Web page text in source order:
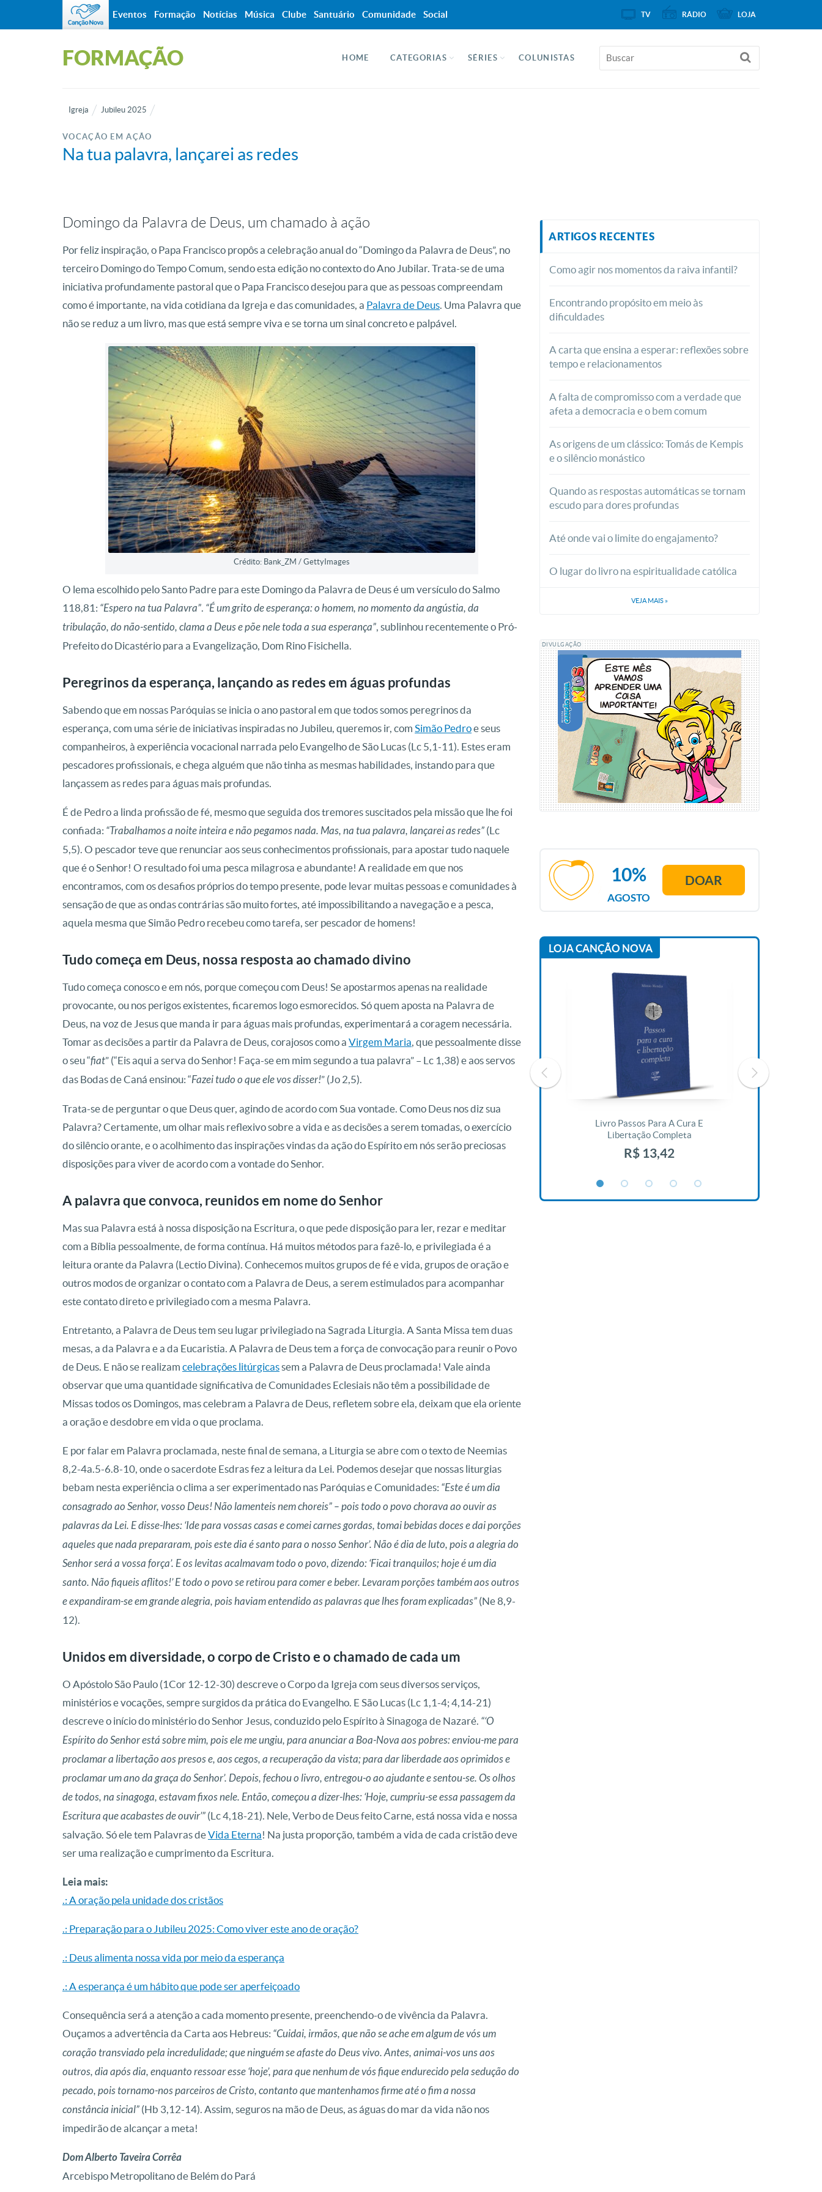
FORMAÇÃO HOME CATEGORIAS SÉRIES COLUNISTAS
Igreja Jubileu 2025
VOCAÇÃO EM AÇÃO
Na tua palavra, lançarei as redes
Domingo da Palavra de Deus, um chamado à ação
Por feliz inspiração, o Papa Francisco propôs a celebração anual do “Domingo da Palavra de Deus”, no
terceiro Domingo do Tempo Comum, sendo esta edição no contexto do Ano Jubilar. Trata-se de uma
iniciativa profundamente pastoral que o Papa Francisco desejou para que as pessoas compreendam
como é importante, na vida cotidiana da Igreja e das comunidades, a Palavra de Deus. Uma Palavra que
não se reduz a um livro, mas que está sempre viva e se torna um sinal concreto e palpável.
Crédito: Bank_ZM / GettyImages
O lema escolhido pelo Santo Padre para este Domingo da Palavra de Deus é um versículo do Salmo
118,81: “Espero na tua Palavra”. “É um grito de esperança: o homem, no momento da angústia, da
tribulação, do não-sentido, clama a Deus e põe nele toda a sua esperança”, sublinhou recentemente o Pró-
Prefeito do Dicastério para a Evangelização, Dom Rino Fisichella.
Peregrinos da esperança, lançando as redes em águas profundas
Sabendo que em nossas Paróquias se inicia o ano pastoral em que todos somos peregrinos da
esperança, com uma série de iniciativas inspiradas no Jubileu, queremos ir, com Simão Pedroe seus
companheiros, à experiência vocacional narrada pelo Evangelho de São Lucas (Lc 5,1-11). Estes eram
pescadores profissionais, e chega alguém que não tinha as mesmas habilidades, instando para que
lançassem as redes para águas mais profundas.
É de Pedro a linda profissão de fé, mesmo que seguida dos tremores suscitados pela missão que lhe foi
confiada: “Trabalhamos a noite inteira e não pegamos nada. Mas, na tua palavra, lançarei as redes” (Lc
5,5). O pescador teve que renunciar aos seus conhecimentos profissionais, para apostar tudo naquele
que é o Senhor! O resultado foi uma pesca milagrosa e abundante! A realidade em que nos
encontramos, com os desafios próprios do tempo presente, pode levar muitas pessoas e comunidades à
sensação de que as ondas contrárias são muito fortes, até impossibilitando a navegação e a pesca,
aquela mesma que Simão Pedro recebeu como tarefa, ser pescador de homens!
Tudo começa em Deus, nossa resposta ao chamado divino
Tudo começa conosco e em nós, porque começou com Deus! Se apostarmos apenas na realidade
provocante, ou nos perigos existentes, ficaremos logo esmorecidos. Só quem aposta na Palavra de
Deus, na voz de Jesus que manda ir para águas mais profundas, experimentará a coragem necessária.
Tomar as decisões a partir da Palavra de Deus, corajosos como a Virgem Maria, que pessoalmente disse
o seu “fiat” (“Eis aqui a serva do Senhor! Faça-se em mim segundo a tua palavra” – Lc 1,38) e aos servos
das Bodas de Caná ensinou: “Fazei tudo o que ele vos disser!” (Jo 2,5).
Trata-se de perguntar o que Deus quer, agindo de acordo com Sua vontade. Como Deus nos diz sua
Palavra? Certamente, um olhar mais reflexivo sobre a vida e as decisões a serem tomadas, o exercício
do silêncio orante, e o acolhimento das inspirações vindas da ação do Espírito em nós serão preciosas
disposições para viver de acordo com a vontade do Senhor.
A palavra que convoca, reunidos em nome do Senhor
Mas sua Palavra está à nossa disposição na Escritura, o que pede disposição para ler, rezar e meditar
com a Bíblia pessoalmente, de forma contínua. Há muitos métodos para fazê-lo, e privilegiada é a
leitura orante da Palavra (Lectio Divina). Conhecemos muitos grupos de fé e vida, grupos de oração e
outros modos de organizar o contato com a Palavra de Deus, a serem estimulados para acompanhar
este contato direto e privilegiado com a mesma Palavra.
Entretanto, a Palavra de Deus tem seu lugar privilegiado na Sagrada Liturgia. A Santa Missa tem duas
mesas, a da Palavra e a da Eucaristia. A Palavra de Deus tem a força de convocação para reunir o Povo
de Deus. E não se realizam celebrações litúrgicassem a Palavra de Deus proclamada! Vale ainda
observar que uma quantidade significativa de Comunidades Eclesiais não têm a possibilidade de
Missas todos os Domingos, mas celebram a Palavra de Deus, refletem sobre ela, deixam que ela oriente
a oração e desdobre em vida o que proclama.
E por falar em Palavra proclamada, neste final de semana, a Liturgia se abre com o texto de Neemias
8,2-4a.5-6.8-10, onde o sacerdote Esdras fez a leitura da Lei. Podemos desejar que nossas liturgias
bebam nesta experiência o clima a ser experimentado nas Paróquias e Comunidades: “Este é um dia
consagrado ao Senhor, vosso Deus! Não lamenteis nem choreis” – pois todo o povo chorava ao ouvir as
palavras da Lei. E disse-lhes: ‘Ide para vossas casas e comei carnes gordas, tomai bebidas doces e dai porções
aqueles que nada prepararam, pois este dia é santo para o nosso Senhor’. Não é dia de luto, pois a alegria do
Senhor será a vossa força’. E os levitas acalmavam todo o povo, dizendo: ‘Ficai tranquilos; hoje é um dia
santo. Não fiqueis aflitos!’ E todo o povo se retirou para comer e beber. Levaram porções também aos outros
e expandiram-se em grande alegria, pois haviam entendido as palavras que lhes foram explicadas” (Ne 8,9-
12).
Unidos em diversidade, o corpo de Cristo e o chamado de cada um
O Apóstolo São Paulo (1Cor 12-12-30) descreve o Corpo da Igreja com seus diversos serviços,
ministérios e vocações, sempre surgidos da prática do Evangelho. E São Lucas (Lc 1,1-4; 4,14-21)
descreve o início do ministério do Senhor Jesus, conduzido pelo Espírito à Sinagoga de Nazaré. “‘O
Espírito do Senhor está sobre mim, pois ele me ungiu, para anunciar a Boa-Nova aos pobres: enviou-me para
proclamar a libertação aos presos e, aos cegos, a recuperação da vista; para dar liberdade aos oprimidos e
proclamar um ano da graça do Senhor’. Depois, fechou o livro, entregou-o ao ajudante e sentou-se. Os olhos
de todos, na sinagoga, estavam fixos nele. Então, começou a dizer-lhes: ‘Hoje, cumpriu-se essa passagem da
Escritura que acabastes de ouvir’” (Lc 4,18-21). Nele, Verbo de Deus feito Carne, está nossa vida e nossa
salvação. Só ele tem Palavras deVida Eterna! Na justa proporção, também a vida de cada cristão deve
ser uma realização e cumprimento da Escritura.
Leia mais:
.: A oração pela unidade dos cristãos
.: Preparação para o Jubileu 2025: Como viver este ano de oração?
.: Deus alimenta nossa vida por meio da esperança
.: A esperança é um hábito que pode ser aperfeiçoado
Consequência será a atenção a cada momento presente, preenchendo-o de vivência da Palavra.
Ouçamos a advertência da Carta aos Hebreus: “Cuidai, irmãos, que não se ache em algum de vós um
coração transviado pela incredulidade; que ninguém se afaste do Deus vivo. Antes, animai-vos uns aos
outros, dia após dia, enquantoressoar esse ‘hoje’, para que nenhum de vós fique endurecido pela sedução do
pecado, pois tornamo-nos parceiros de Cristo, contanto que mantenhamos firme até o fim a nossa
constância inicial” (Hb 3,12-14). Assim, seguros na mão de Deus, as águas do mar da vida não nos
impedirão de alcançar a meta!
Dom Alberto Taveira Corrêa
Arcebispo Metropolitano de Belém do Pará
ARTIGOS RECENTES
Como agir nos momentos da raiva infantil?
Encontrando propósito em meio às
dificuldades
A carta que ensina a esperar: reflexões sobre
tempo e relacionamentos
A falta de compromisso com a verdade que
afeta a democracia e o bem comum
As origens de um clássico: Tomás de Kempis
e o silêncio monástico
Quando as respostas automáticas se tornam
escudo para dores profundas
Até onde vai o limite do engajamento?
O lugar do livro na espiritualidade católica
VEJA MAIS »
DIVULGAÇÃO
AGOSTO
10% DOAR
LOJA CANÇÃO NOVA
Livro O Padre: A História De
Vida De Jonas Abib
R$ 42,41
Livro Passos Para A Cura E
Libertação Completa
R$ 13,42
Eventos Formação Notícias Música Clube Santuário Comunidade Social TV RÁDIO LOJA